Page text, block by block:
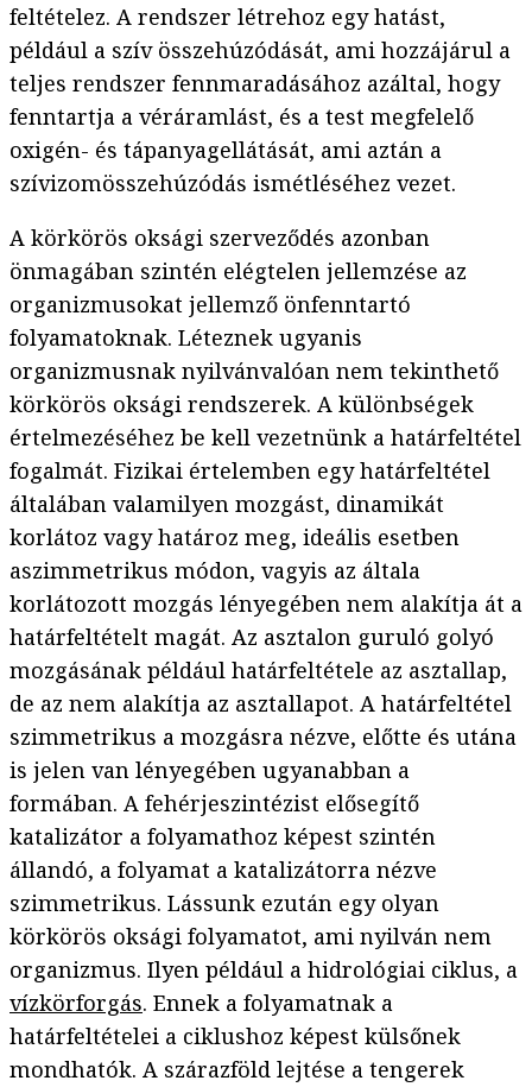
feltételez. A rendszer létrehoz egy hatást,
például a szív összehúzódását, ami hozzájárul a
teljes rendszer fennmaradásához azáltal, hogy
fenntartja a véráramlást, és a test megfelelő
oxigén- és tápanyagellátását, ami aztán a
szívizomösszehúzódás ismétléséhez vezet.
A körkörös oksági szerveződés azonban
önmagában szintén elégtelen jellemzése az
organizmusokat jellemző önfenntartó
folyamatoknak. Léteznek ugyanis
organizmusnak nyilvánvalóan nem tekinthető
körkörös oksági rendszerek. A különbségek
értelmezéséhez be kell vezetnünk a határfeltétel
fogalmát. Fizikai értelemben egy határfeltétel
általában valamilyen mozgást, dinamikát
korlátoz vagy határoz meg, ideális esetben
aszimmetrikus módon, vagyis az általa
korlátozott mozgás lényegében nem alakítja át a
határfeltételt magát. Az asztalon guruló golyó
mozgásának például határfeltétele az asztallap,
de az nem alakítja az asztallapot. A határfeltétel
szimmetrikus a mozgásra nézve, előtte és utána
is jelen van lényegében ugyanabban a
formában. A fehérjeszintézist elősegítő
katalizátor a folyamathoz képest szintén
állandó, a folyamat a katalizátorra nézve
szimmetrikus. Lássunk ezután egy olyan
körkörös oksági folyamatot, ami nyilván nem
organizmus. Ilyen például a hidrológiai ciklus, a
vízkörforgás. Ennek a folyamatnak a
határfeltételei a ciklushoz képest külsőnek
mondhatók. A szárazföld lejtése a tengerek